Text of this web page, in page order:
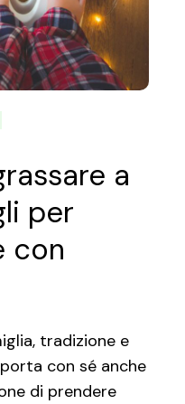
a
per
con
tradizione e
con sé anche
di prendere